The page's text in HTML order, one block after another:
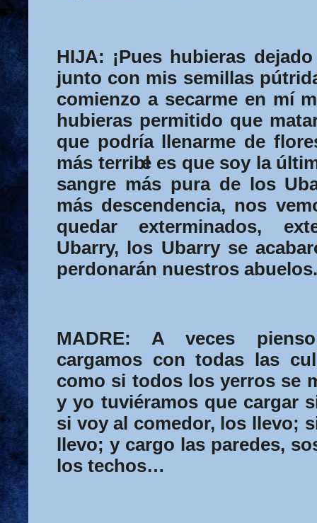
HIJA: ¡Pues hubieras
junto con mis semillas
comienzo a secarme en mí
hubieras permitido que
que podría llenarme de
más terrible es que soy la
sangre más pura de los
más descendencia, nos
quedar exterminados,
Ubarry, los Ubarry se
perdonarán nuestros abuelos.
MADRE: A veces
cargamos con todas las
como si todos los yerros se
y yo tuviéramos que cargar
si voy al comedor, los llevo;
llevo; y cargo las paredes,
los techos…